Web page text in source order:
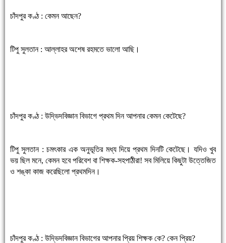
চাঁদপুর কণ্ঠ : কেমন আছেন?
টিপু সুলতান : আল্লাহর অশেষ রহমতে ভালো আছি।
চাঁদপুর কণ্ঠ : উদ্ভিদবিজ্ঞান বিভাগে প্রথম দিন আপনার কেমন কেটেছে?
টিপু সুলতান : চমৎকার এক অনুভূতির মধ্য দিয়ে প্রথম দিনটি কেটেছে। যদিও খুব
ভয় ছিল মনে, কেমন হবে পরিবেশ বা শিক্ষক-সহপাঠীরা! সব মিলিয়ে কিছুটা উত্তেজিত
ও শঙ্কা কাজ করেছিলো প্রথমদিন।
চাঁদপুর কণ্ঠ : উদ্ভিদবিজ্ঞান বিভাগের আপনার প্রিয় শিক্ষক কে? কেন প্রিয়?